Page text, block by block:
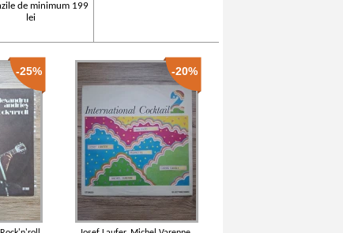
de minimum 199
lei
-25% -20%